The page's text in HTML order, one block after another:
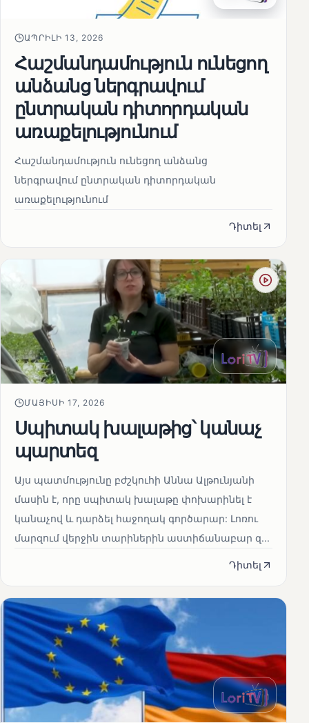
ԱՊՐԻԼԻ 13, 2026
Հաշմանդամություն ունեցող
անձանց ներգրավում
ընտրական դիտորդական
առաքելությունում
Հաշմանդամություն ունեցող անձանց
ներգրավում ընտրական դիտորդական
առաքելությունում
Դիտել
ՄԱՅԻՍԻ 17, 2026
Սպիտակ խալաթից՝ կանաչ
պարտեզ
Այս պատմությունը բժշկուհի Աննա Ալթունյանի
մասին է, որը սպիտակ խալաթը փոխարինել է
կանաչով և դարձել հաջողակ գործարար: Լոռու
մարզում վերջին տարիներին աստիճանաբար զ...
Դիտել